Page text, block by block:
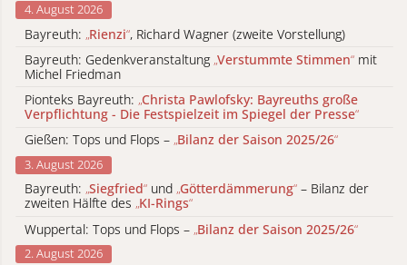
4. August 2026
Bayreuth: „Rienzi“, Richard Wagner (zweite Vorstellung)
Bayreuth: Gedenkveranstaltung „Verstummte Stimmen“ mit
Michel Friedman
Pionteks Bayreuth: „Christa Pawlofsky: Bayreuths große
Verpflichtung - Die Festspielzeit im Spiegel der Presse“
Gießen: Tops und Flops – „Bilanz der Saison 2025/26“
3. August 2026
Bayreuth: „Siegfried“ und „Götterdämmerung“ – Bilanz der
zweiten Hälfte des „KI-Rings“
Wuppertal: Tops und Flops – „Bilanz der Saison 2025/26“
2. August 2026